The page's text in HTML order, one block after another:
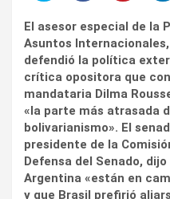
El asesor especial de la
Asuntos
defendió la política
crítica opositora que
mandataria Dilma
«la parte más atrasada
bolivarianismo». El
presidente de la
Defensa del Senado,
Argentina «están en
y que Brasil prefirió